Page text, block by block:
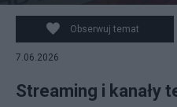
Obserwuj temat
7.06.2026
Streaming i kanały